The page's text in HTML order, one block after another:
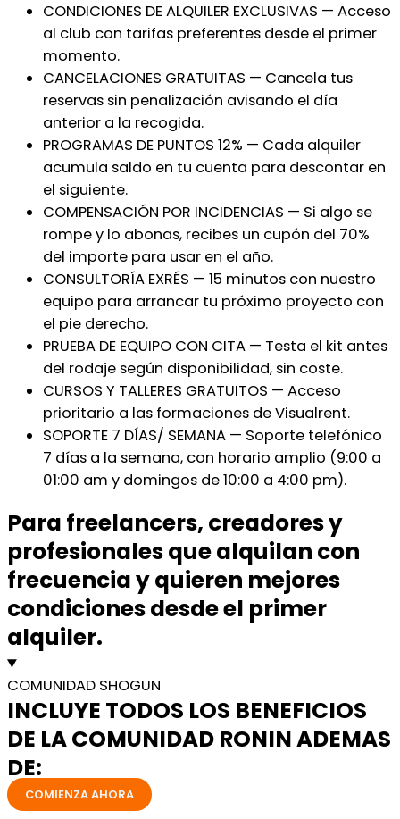
CONDICIONES DE ALQUILER EXCLUSIVAS — Acceso
al club con tarifas preferentes desde el primer
momento.
CANCELACIONES GRATUITAS — Cancela tus
reservas sin penalización avisando el día
anterior a la recogida.
PROGRAMAS DE PUNTOS 12% — Cada alquiler
acumula saldo en tu cuenta para descontar en
el siguiente.
COMPENSACIÓN POR INCIDENCIAS — Si algo se
rompe y lo abonas, recibes un cupón del 70%
del importe para usar en el año.
CONSULTORÍA EXRÉS — 15 minutos con nuestro
equipo para arrancar tu próximo proyecto con
el pie derecho.
PRUEBA DE EQUIPO CON CITA — Testa el kit antes
del rodaje según disponibilidad, sin coste.
CURSOS Y TALLERES GRATUITOS — Acceso
prioritario a las formaciones de Visualrent.
SOPORTE 7 DÍAS/ SEMANA — Soporte telefónico
7 días a la semana, con horario amplio (9:00 a
01:00 am y domingos de 10:00 a 4:00 pm).
Para freelancers, creadores y
profesionales que alquilan con
frecuencia y quieren mejores
condiciones desde el primer
alquiler.
COMUNIDAD SHOGUN
INCLUYE TODOS LOS BENEFICIOS
DE LA COMUNIDAD RONIN ADEMAS
DE:
COMIENZA AHORA